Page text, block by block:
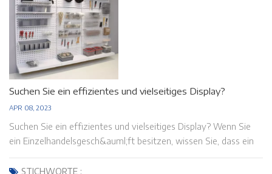
Suchen Sie ein effizientes und vielseitiges Display?
APR 08, 2023
Suchen Sie ein effizientes und vielseitiges Display? Wenn Sie
ein Einzelhandelsgesch&auml;ft besitzen, wissen Sie, dass ein
effektives und attraktives Display vorhanden ist 1. Einfach zu
installieren und zu verwenden Kunststoff-Pegboard-Displays
STICHWORTE :